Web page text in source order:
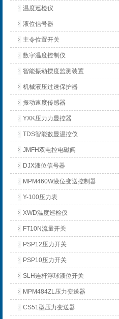
温度巡检仪
液位信号器
主令位置开关
数字温度控制仪
智能振动摆度监测装置
机械液压过速保护器
振动速度传感器
YXK压力力显控器
TDS智能数显温控仪
JMFH双电控电磁阀
DJX液位信号器
MPM460W液位变送控制器
Y-100压力表
XWD温度巡检仪
FT10N流量开关
PSP12压力开关
PSP10压力开关
SLH连杆浮球液位开关
MPM484ZL压力变送器
CS51型压力变送器